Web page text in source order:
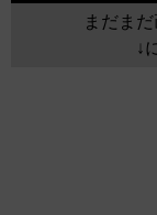
まだま
↓